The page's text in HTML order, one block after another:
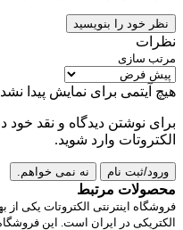
نظر خود را بنویسید
نظرات
مرتب سازی
هیچ آیتمی برای نمایش پیدا
برای نوشتن دیدگاه و نقد خود
الکتروتات وارد شوید.
ورود/ثبت نام نه نمی خواهم.
محصولات مرتبط
فروشگاه اینترنتی الکتروتات یکی از
الکتریکی در ایران است. این فروشگاه